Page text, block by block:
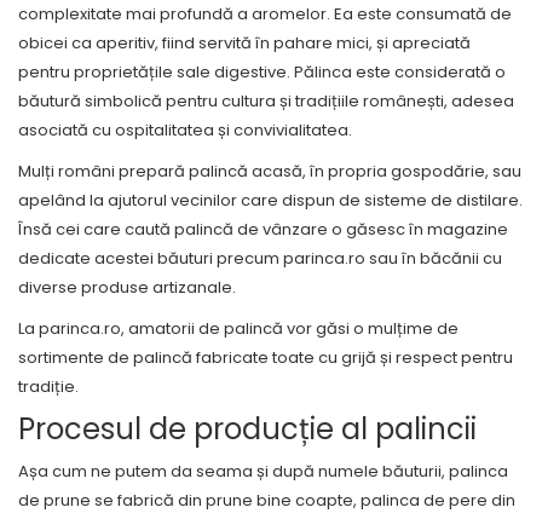
complexitate mai profundă a aromelor. Ea este consumată de
obicei ca aperitiv, fiind servită în pahare mici, și apreciată
pentru proprietățile sale digestive. Pălinca este considerată o
băutură simbolică pentru cultura și tradițiile românești, adesea
asociată cu ospitalitatea și convivialitatea.
Mulți români prepară palincă acasă, în propria gospodărie, sau
apelând la ajutorul vecinilor care dispun de sisteme de distilare.
Însă cei care caută palincă de vânzare o găsesc în magazine
dedicate acestei băuturi precum parinca.ro sau în băcănii cu
diverse produse artizanale.
La parinca.ro, amatorii de palincă vor găsi o mulțime de
sortimente de palincă fabricate toate cu grijă și respect pentru
tradiție.
Procesul de producție al palincii
Așa cum ne putem da seama și după numele băuturii, palinca
de prune se fabrică din prune bine coapte, palinca de pere din